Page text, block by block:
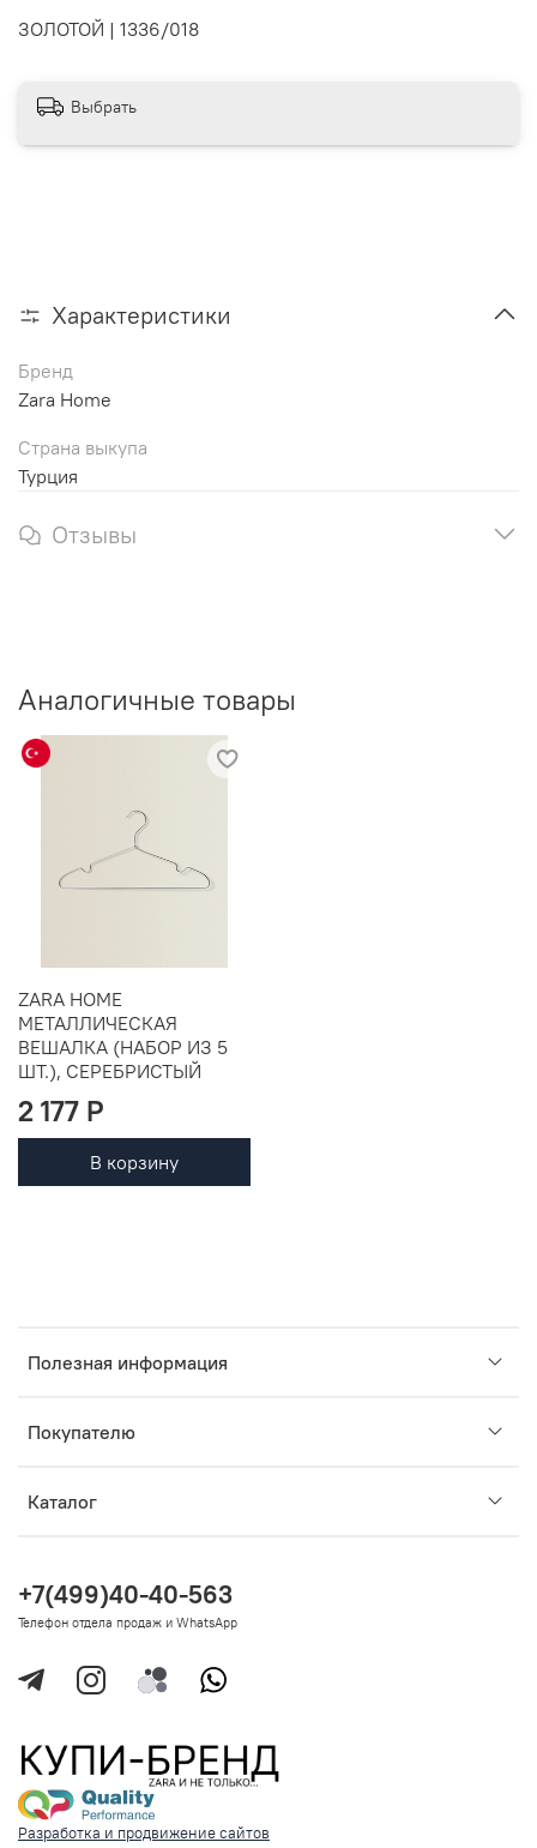
ЗОЛОТОЙ | 1336/018
Выбрать
Характеристики
Бренд
Zara Home
Страна выкупа
Турция
Отзывы
Аналогичные товары
ZARA HOME
МЕТАЛЛИЧЕСКАЯ
ВЕШАЛКА (НАБОР ИЗ 5
ШТ.), СЕРЕБРИСТЫЙ
2 177 P
В корзину
Полезная информация
Покупателю
Каталог
+7(499)40-40-563
Телефон отдела продаж и WhatsApp
Разработка и продвижение сайтов